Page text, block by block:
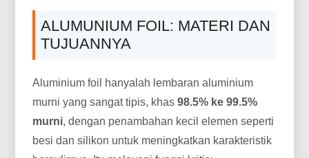
ALUMUNIUM FOIL: MATERI DAN
TUJUANNYA
Aluminium foil hanyalah lembaran aluminium
murni yang sangat tipis, khas98.5% ke 99.5%
murni, dengan penambahan kecil elemen seperti
besi dan silikon untuk meningkatkan karakteristik